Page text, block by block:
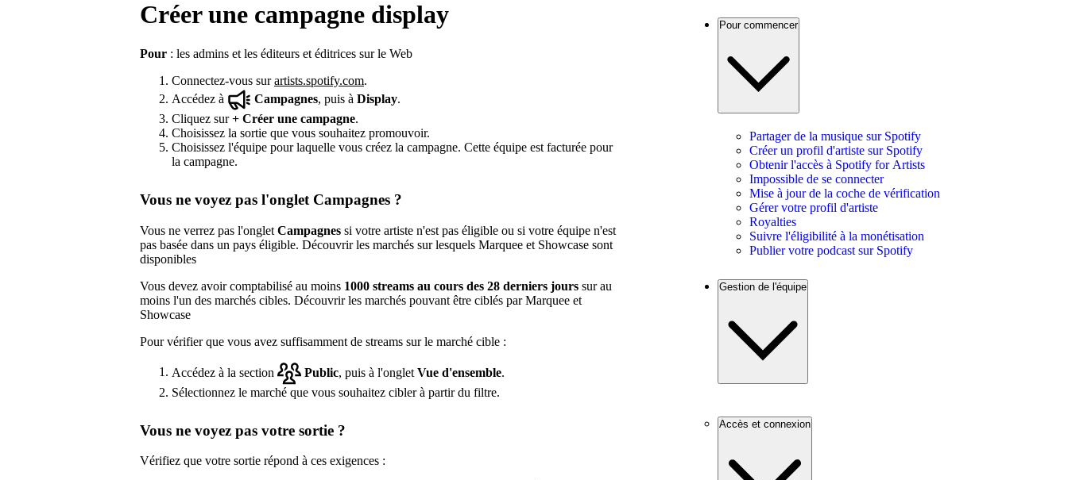
Créer une campagne display
Pour : les admins et les éditeurs et éditrices sur le Web
Connectez-vous surartists.spotify.com.
Accédez à
Campagnes, puis à Display.
Cliquez sur+ Créer une campagne.
Choisissez la sortie que vous souhaitez promouvoir.
Choisissez l'équipe pour laquelle vous créez la campagne. Cette équipe est facturée pour
la campagne.
Vous ne voyez pas l'onglet Campagnes ?
Vous ne verrez pas l'onglet Campagnes si votre artiste n'est pas éligible ou si votre équipe n'est
pas basée dans un pays éligible. Découvrir les marchés sur lesquels Marquee et Showcase sont
disponibles
Vous devez avoir comptabilisé au moins 1000 streams au cours des 28 derniers jours sur au
moins l'un des marchés cibles. Découvrir les marchés pouvant être ciblés par Marquee et
Showcase
Pour vérifier que vous avez suffisamment de streams sur le marché cible :
Accédez à la section Public , puis à l'onglet Vue d'ensemble
Sélectionnez le marché que vous souhaitez cibler à partir du filtre.
Vous ne voyez pas votre sortie ?
Vérifiez que votre sortie répond à ces exigences :
Pour commencer
Partager de la musique sur Spotify
Créer un profil d'artiste sur Spotify
Obtenir l'accès à Spotify for Artists
Impossible de se connecter
Mise à jour de la coche de vérification
Gérer votre profil d'artiste
Royalties
Suivre l'éligibilité à la monétisation
Publier votre podcast sur Spotify
Gestion de l'équipe
Accès et connexion